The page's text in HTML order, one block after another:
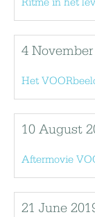
Ritme in het
4
Het
10 August
Aftermovie
21 June